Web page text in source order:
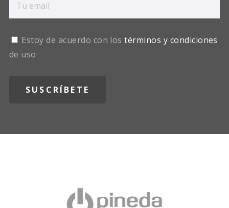
Estoy de acuerdo con lostérminos y condiciones
de uso